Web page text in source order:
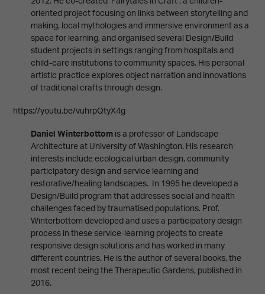
oriented project focusing on links between storytelling and
making, local mythologies and immersive environment as a
space for learning, and organised several Design/Build
student projects in settings ranging from hospitals and
child-care institutions to community spaces. His personal
artistic practice explores object narration and innovations
of traditional crafts through design.
https://youtu.be/vuhrpQtyX4g
Daniel Winterbottomis a professor of Landscape
Architecture at University of Washington. His research
interests include ecological urban design, community
participatory design and service learning and
restorative/healing landscapes. In 1995 he developed a
Design/Build program that addresses social and health
challenges faced by traumatised populations. Prof.
Winterbottom developed and uses a participatory design
process in these service-learning projects to create
responsive design solutions and has worked in many
different countries. He is the author of several books, the
most recent being the Therapeutic Gardens, published in
2016.